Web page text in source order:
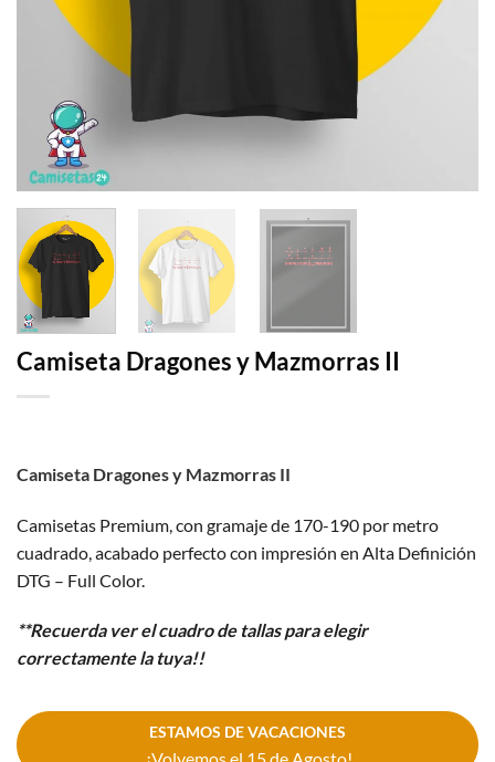
Camiseta Dragones y Mazmorras II
Camiseta Dragones y Mazmorras II
Camisetas Premium, con gramaje de 170-190 por metro
cuadrado, acabado perfecto con impresión en Alta Definición
DTG – Full Color.
**Recuerda ver el cuadro de tallas para elegir
correctamente la tuya!!
ESTAMOS DE VACACIONES